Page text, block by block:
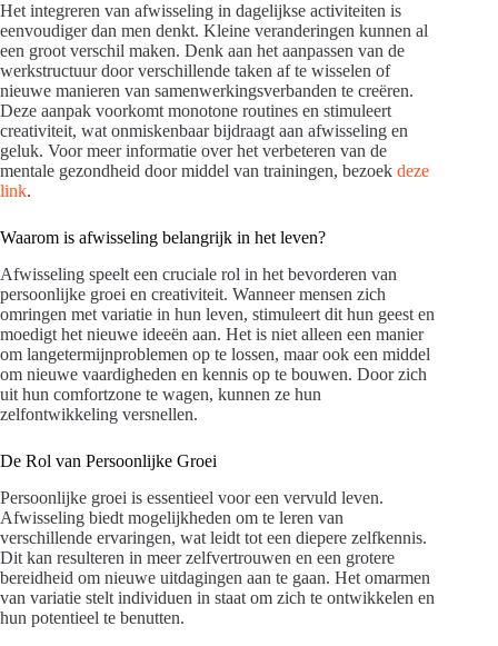
Het integreren van afwisseling in dagelijkse activiteiten is
eenvoudiger dan men denkt. Kleine veranderingen kunnen al
een groot verschil maken. Denk aan het aanpassen van de
werkstructuur door verschillende taken af te wisselen of
nieuwe manieren van samenwerkingsverbanden te creëren.
Deze aanpak voorkomt monotone routines en stimuleert
creativiteit, wat onmiskenbaar bijdraagt aan afwisseling en
geluk. Voor meer informatie over het verbeteren van de
mentale gezondheid door middel van trainingen, bezoek deze
link.
Waarom is afwisseling belangrijk in het leven?
Afwisseling speelt een cruciale rol in het bevorderen van
persoonlijke groei en creativiteit. Wanneer mensen zich
omringen met variatie in hun leven, stimuleert dit hun geest en
moedigt het nieuwe ideeën aan. Het is niet alleen een manier
om langetermijnproblemen op te lossen, maar ook een middel
om nieuwe vaardigheden en kennis op te bouwen. Door zich
uit hun comfortzone te wagen, kunnen ze hun
zelfontwikkeling versnellen.
De Rol van Persoonlijke Groei
Persoonlijke groei is essentieel voor een vervuld leven.
Afwisseling biedt mogelijkheden om te leren van
verschillende ervaringen, wat leidt tot een diepere zelfkennis.
Dit kan resulteren in meer zelfvertrouwen en een grotere
bereidheid om nieuwe uitdagingen aan te gaan. Het omarmen
van variatie stelt individuen in staat om zich te ontwikkelen en
hun potentieel te benutten.